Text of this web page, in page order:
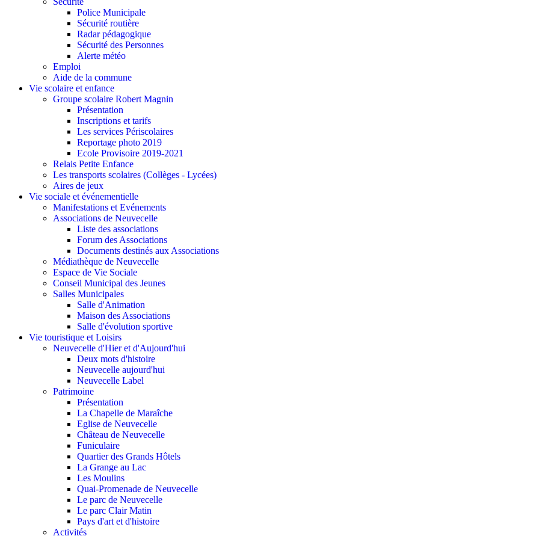
Police Municipale
Sécurité routière
Radar pédagogique
Sécurité des Personnes
Alerte météo
Emploi
Aide de la commune
Vie scolaire et enfance
Groupe scolaire Robert Magnin
Présentation
Inscriptions et tarifs
Les services Périscolaires
Reportage photo 2019
Ecole Provisoire 2019-2021
Relais Petite Enfance
Les transports scolaires (Collèges - Lycées)
Aires de jeux
Vie sociale et événementielle
Manifestations et Evénements
Associations de Neuvecelle
Liste des associations
Forum des Associations
Documents destinés aux Associations
Médiathèque de Neuvecelle
Espace de Vie Sociale
Conseil Municipal des Jeunes
Salles Municipales
Salle d'Animation
Maison des Associations
Salle d'évolution sportive
Vie touristique et Loisirs
Neuvecelle d'Hier et d'Aujourd'hui
Deux mots d'histoire
Neuvecelle aujourd'hui
Neuvecelle Label
Patrimoine
Présentation
La Chapelle de Maraîche
Eglise de Neuvecelle
Château de Neuvecelle
Funiculaire
Quartier des Grands Hôtels
La Grange au Lac
Les Moulins
Quai-Promenade de Neuvecelle
Le parc de Neuvecelle
Le parc Clair Matin
Pays d'art et d'histoire
Activités